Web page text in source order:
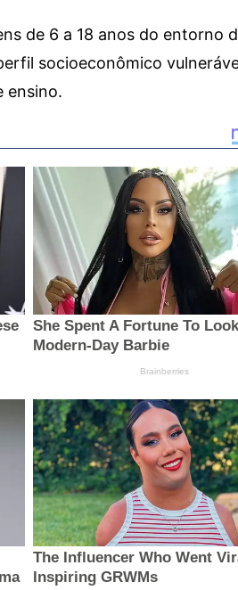
de 6 a 18 anos do entorno
socioeconômico
ensino.